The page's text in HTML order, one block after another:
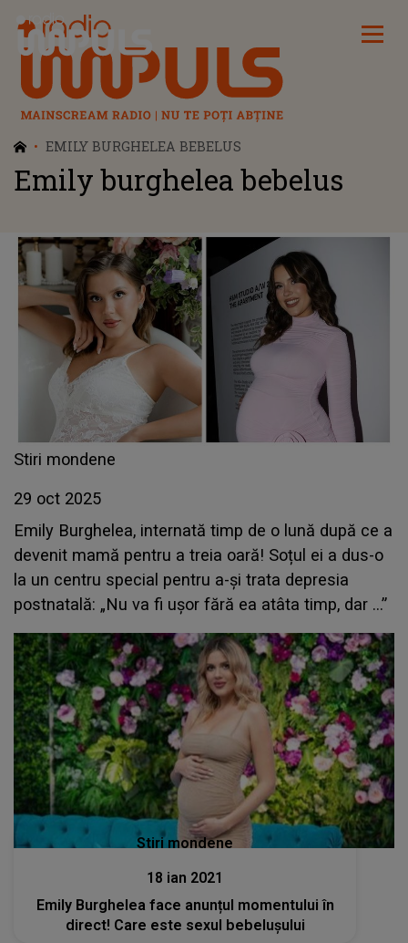
Radio Impuls
EMILY BURGHELEA BEBELUS
Emily burghelea bebelus
Stiri mondene
29 oct 2025
Emily Burghelea, internată timp de o lună după ce a
devenit mamă pentru a treia oară! Soțul ei a dus-o
la un centru special pentru a-și trata depresia
postnatală: „Nu va fi ușor fără ea atâta timp, dar ...”
Stiri mondene
18 ian 2021
Emily Burghelea face anunțul momentului în
direct! Care este sexul bebelușului